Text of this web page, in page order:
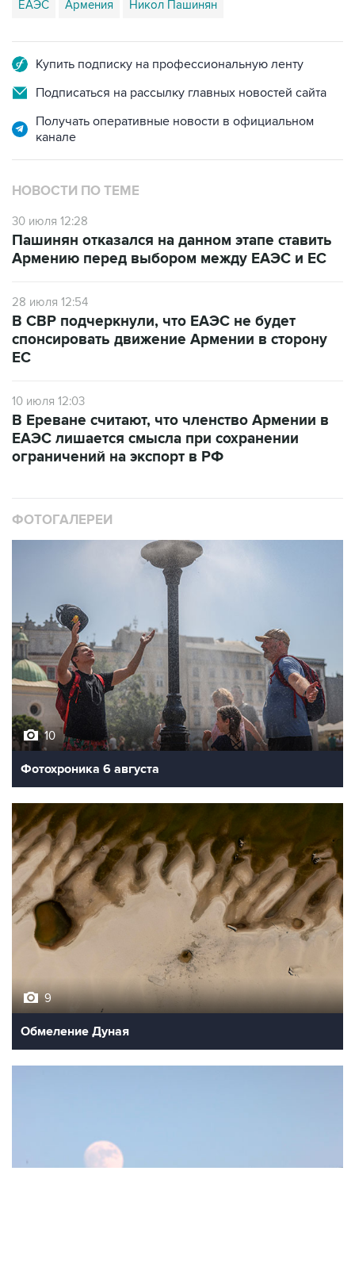
ЕАЭС Армения Никол Пашинян
Купить подписку на профессиональную ленту
Подписаться на рассылку главных новостей сайта
Получать оперативные новости в официальном
канале
НОВОСТИ ПО ТЕМЕ
30 июля 12:28
Пашинян отказался на данном этапе ставить
Армению перед выбором между ЕАЭС и ЕС
28 июля 12:54
В СВР подчеркнули, что ЕАЭС не будет
спонсировать движение Армении в сторону
ЕС
10 июля 12:03
В Ереване считают, что членство Армении в
ЕАЭС лишается смысла при сохранении
ограничений на экспорт в РФ
ФОТОГАЛЕРЕИ
10
Фотохроника 6 августа
9
Обмеление Дуная